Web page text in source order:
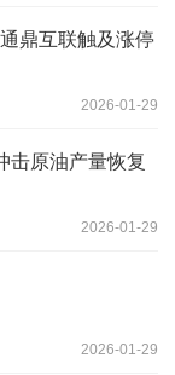
鼎互联触及涨停
2026-01-29
击原油产量恢复
2026-01-29
2026-01-29